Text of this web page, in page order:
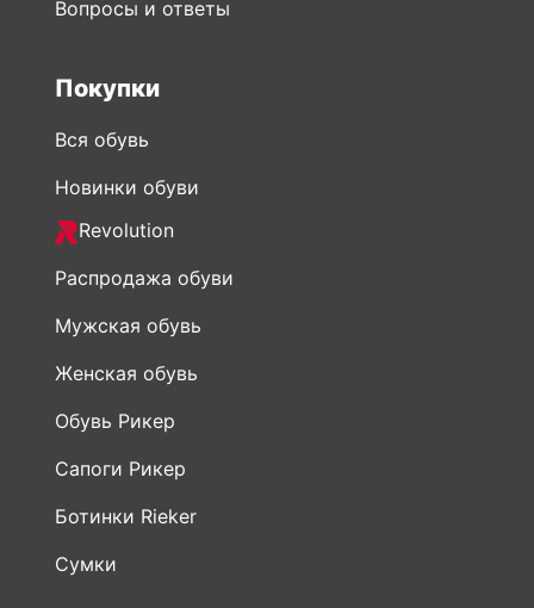
Вопросы и ответы
Покупки
Вся обувь
Новинки обуви
Revolution
Распродажа обуви
Мужская обувь
Женская обувь
Обувь Рикер
Сапоги Рикер
Ботинки Rieker
Сумки